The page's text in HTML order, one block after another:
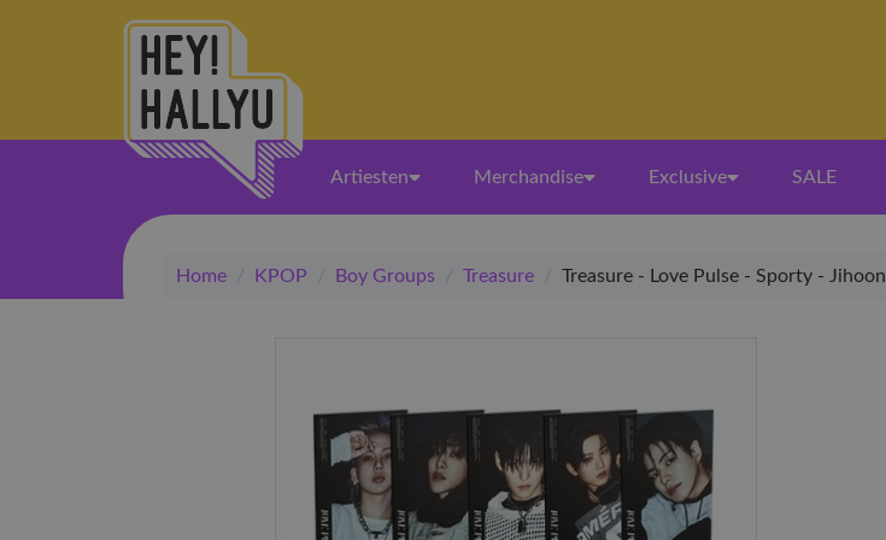
Artiesten Merchandise Exclusive SALE
Home / KPOP / Boy Groups / Treasure / Treasure - Love Pulse - Sporty - Jihoon